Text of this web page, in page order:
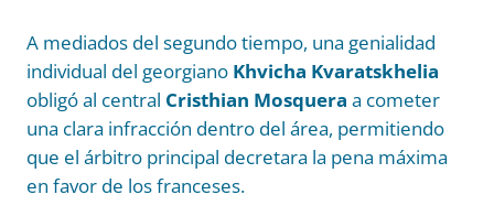
A mediados del segundo tiempo, una genialidad
individual del georgiano Khvicha Kvaratskhelia
obligó al central Cristhian Mosquera a cometer
una clara infracción dentro del área, permitiendo
que el árbitro principal decretara la pena máxima
en favor de los franceses.